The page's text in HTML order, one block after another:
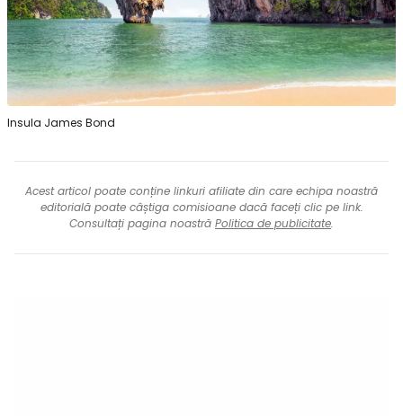
Insula James Bond
Acest articol poate conține linkuri afiliate din care echipa noastră
editorială poate câștiga comisioane dacă faceți clic pe link.
Consultați pagina noastră Politica de publicitate.